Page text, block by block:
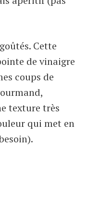
Cette
de vinaigre
coups de
texture très
qui met en